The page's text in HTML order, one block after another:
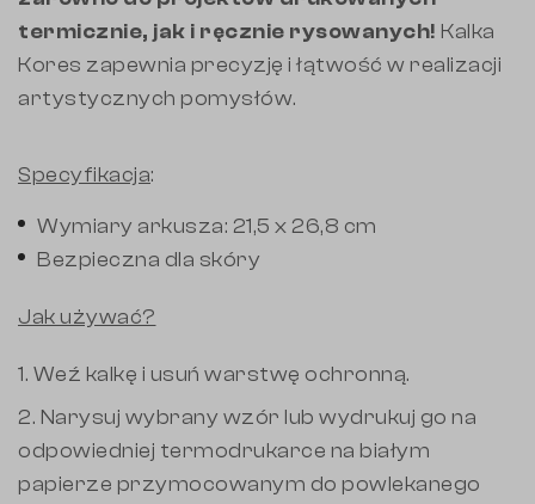
termicznie, jak i ręcznie rysowanych! Kalka
Kores zapewnia precyzję i łątwość w realizacji
artystycznych pomysłów.
Specyfikacja:
Wymiary arkusza: 21,5 x 26,8 cm
Bezpieczna dla skóry
Jak używać?
1. Weź kalkę i usuń warstwę ochronną.
2. Narysuj wybrany wzór lub wydrukuj go na
odpowiedniej termodrukarce na białym
papierze przymocowanym do powlekanego